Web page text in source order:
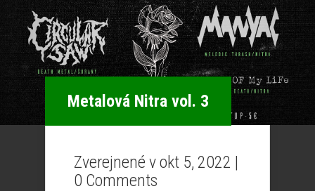
Metalová Nitra vol. 3
Zverejnené v okt 5, 2022 |
0 Comments